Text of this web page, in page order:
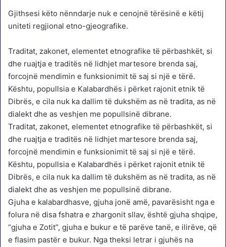
Gjithsesi këto nënndarje nuk e cenojnë tërësinë e këtij
uniteti regjional etno-gjeografike.
Traditat, zakonet, elementet etnografike të përbashkët, si
dhe ruajtja e traditës në lidhjet martesore brenda saj,
forcojnë mendimin e funksionimit të saj si një e tërë.
Kështu, popullsia e Kalabardhës i përket rajonit etnik të
Dibrës, e cila nuk ka dallim të dukshëm as në tradita, as në
dialekt dhe as veshjen me popullsinë dibrane.
Traditat, zakonet, elementet etnografike të përbashkët, si
dhe ruajtja e traditës në lidhjet martesore brenda saj,
forcojnë mendimin e funksionimit të saj si një e tërë.
Kështu, popullsia e Kalabardhës i përket rajonit etnik të
Dibrës, e cila nuk ka dallim të dukshëm as në tradita, as në
dialekt dhe as veshjen me popullsinë dibrane.
Gjuha e kalabardhasve, gjuha jonë amë, pavarësisht nga e
folura në disa fshatra e zhargonit sllav, është gjuha shqipe,
“gjuha e Zotit”, gjuha e bukur e të parëve tanë, e ilirëve, që
e flasim pastër e bukur. Nga theksi letrar i gjuhës na